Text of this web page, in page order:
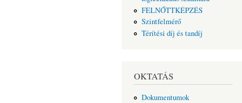
FELNŐTTKÉPZÉS
Szintfelmérő
Térítési díj és tandíj
OKTATÁS
Dokumentumok